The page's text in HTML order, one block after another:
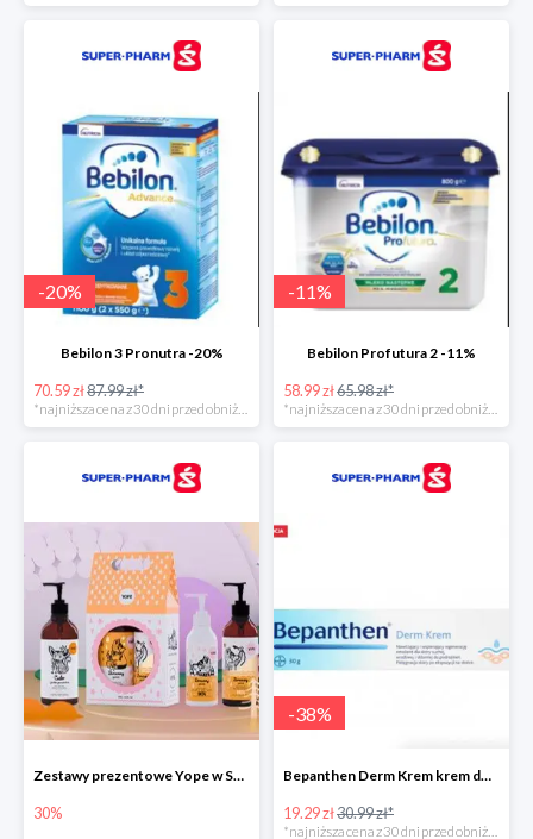
-20%
Bebilon 3 Pronutra -20%
70.59 zł87.99 zł*
*najniższa cena z 30 dni przed obniżką
-11%
Bebilon Profutura 2 -11%
58.99 zł65.98 zł*
*najniższa cena z 30 dni przed obniżką
Zestawy prezentowe Yope w Super-Pharm do -30%
30%
-38%
Bepanthen Derm Krem krem do ciała
19.29 zł30.99 zł*